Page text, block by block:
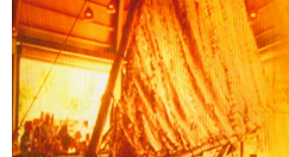
參
觀
展
覽
學